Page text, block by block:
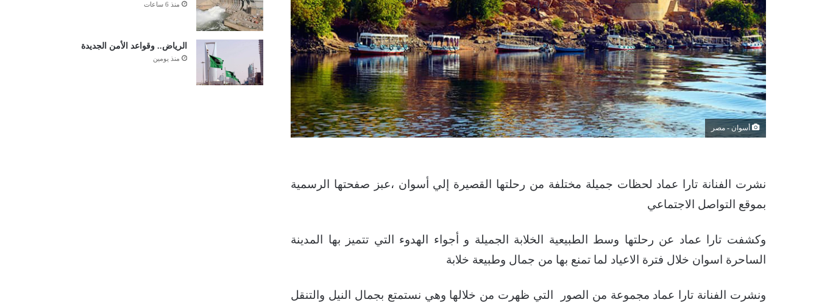
أسوان - مصر
نشرت الفنانة تارا عماد لحظات جميلة مختلفة من رحلتها القصيرة إلي أسوان ،عبز صفحتها الرسمية
بموقع التواصل الاجتماعي
وكشفت تارا عماد عن رحلتها وسط الطبيعية الخلابة الجميلة و أجواء الهدوء التي تتميز بها المدينة
الساحرة اسوان خلال فترة الاعياد لما تمنع بها من جمال وطبيعة خلابة
ونشرت الفنانة تارا عماد مجموعة من الصور التي ظهرت من خلالها وهي نستمتع بجمال النيل والتنقل
منذ 6 ساعات
الرياض.. وقواعد الأمن الجديدة
منذ يومين